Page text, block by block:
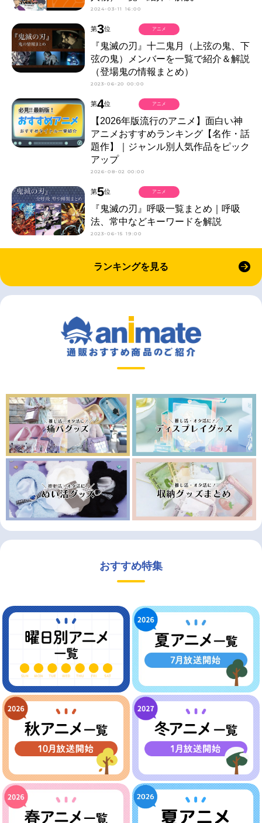
2024-03-11 16:00
第3位
『鬼滅の刃』十二鬼月（上弦の鬼、下
弦の鬼）メンバーを一覧で紹介＆解説
（登場鬼の情報まとめ）
2023-06-20 00:00
アニメ
第4位
【2026年版流行のアニメ】面白い神
アニメおすすめランキング【名作・話
題作】｜ジャンル別人気作品をピック
アップ
2026-08-02 00:00
アニメ
第5位
『鬼滅の刃』呼吸一覧まとめ｜呼吸
法、常中などキーワードを解説
2023-06-15 19:00
アニメ
ランキングを見る
おすすめ特集